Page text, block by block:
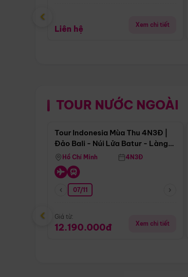
Liên hệ Xem chi tiết
‹
TOUR NƯỚC NGOÀI
Điểm nổi bật
Tour Indonesia Mùa Thu 4N3Đ |
Đảo Bali - Núi Lửa Batur - Làng
Penglipuran
Hồ Chí Minh 4N3Đ
07/11
Giá từ:
12.190.000đ Xem chi tiết
‹